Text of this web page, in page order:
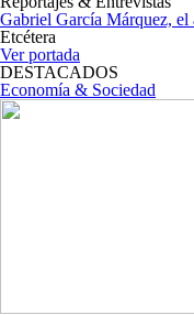
Gabriel García Márquez, el
Etcétera
Ver portada
DESTACADOS
Economía & Sociedad